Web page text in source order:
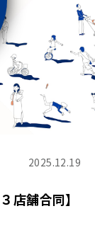
2025.12.19
店舗合同】